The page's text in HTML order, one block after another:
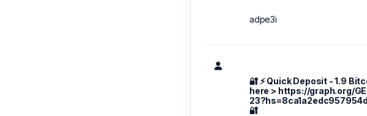
adpe3i
🔐 ⚡ Quick Deposit - 1.9
here > https://graph.org/
🔐